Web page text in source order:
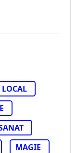
LOCAL
MAGIE